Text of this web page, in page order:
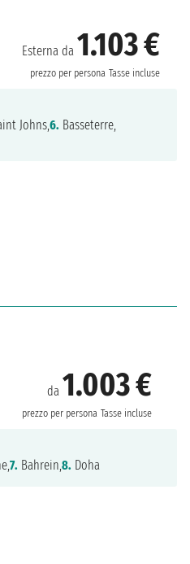
Esterna da 1.103 €
prezzo per persona Tasse incluse
Johns,6. Basseterre,
da 1.003 €
prezzo per persona Tasse incluse
7. Bahrein,8. Doha